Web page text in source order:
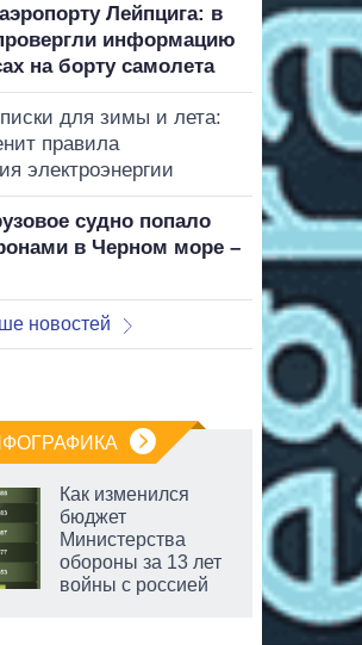
Лейпцига: в
информацию
на борту самолета
для зимы и лета:
правила
электроэнергии
судно попало
в Черном море –
новостей
Как изменился
бюджет
Министерства
обороны за 13 лет
войны с россией